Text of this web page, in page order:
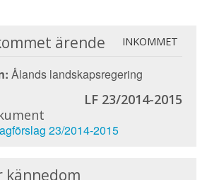
ärende INKOMMET
Ålands landskapsregering
LF 23/2014-2015
23/2014-2015
kännedom